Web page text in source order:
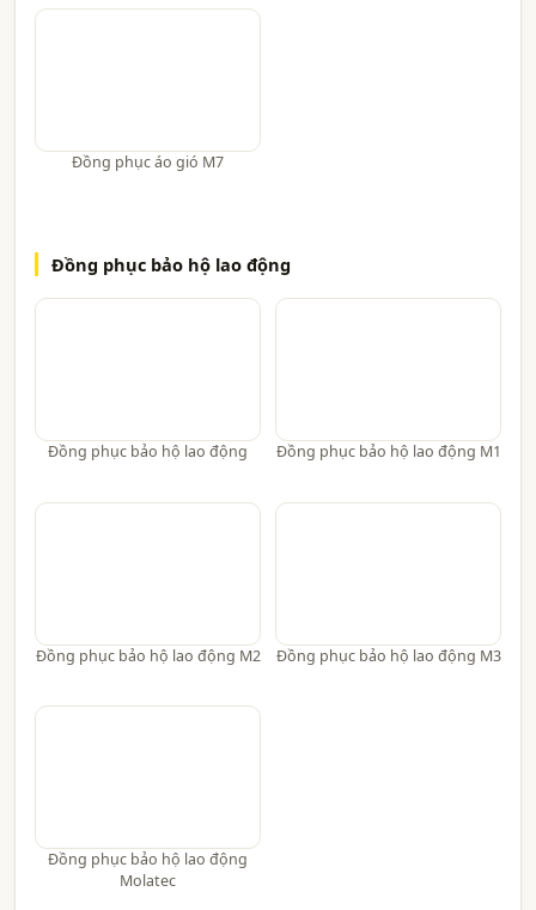
Đồng phục áo gió M7
Đồng phục bảo hộ lao động
Đồng phục bảo hộ lao động Đồng phục bảo hộ lao động M1
Đồng phục bảo hộ lao động M2 Đồng phục bảo hộ lao động M3
Đồng phục bảo hộ lao động
Molatec